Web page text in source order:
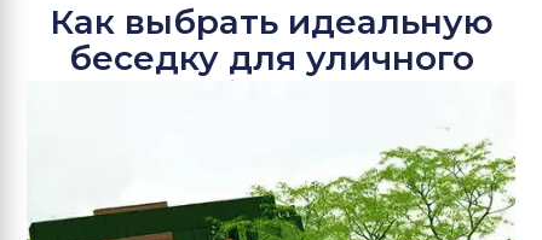
Как выбрать идеальную
беседку для уличного
спа бассейна?